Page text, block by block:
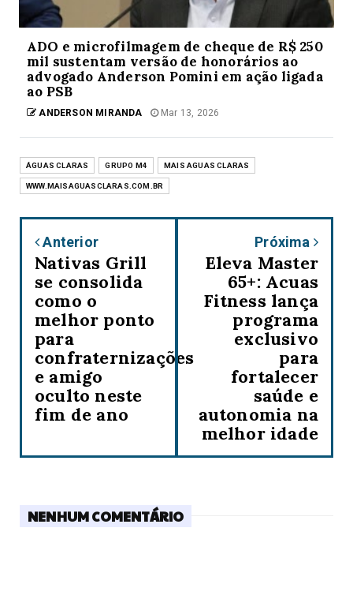
ADO e microfilmagem de cheque de R$ 250
mil sustentam versão de honorários ao
advogado Anderson Pomini em ação ligada
ao PSB
ANDERSON MIRANDA Mar 13, 2026
ÁGUAS CLARAS GRUPO M4 MAIS AGUAS CLARAS
WWW.MAISAGUASCLARAS.COM.BR
Anterior
Nativas Grill
se consolida
como o
melhor ponto
para
confraternizações
e amigo
oculto neste
fim de ano
Próxima
Eleva Master
65+: Acuas
Fitness lança
programa
exclusivo
para
fortalecer
saúde e
autonomia na
melhor idade
NENHUM COMENTÁRIO